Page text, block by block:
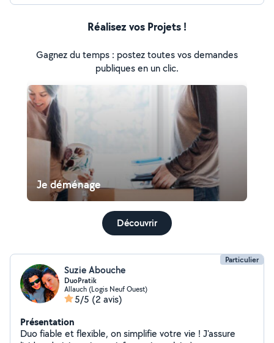
Réalisez vos Projets !
Gagnez du temps : postez toutes vos demandes
publiques en un clic.
Je déménage
Découvrir
Particulier
Suzie Abouche
DuoPratik
Allauch (Logis Neuf Ouest)
5/5 (2 avis)
Présentation
Duo fiable et flexible, on simplifie votre vie ! J'assure